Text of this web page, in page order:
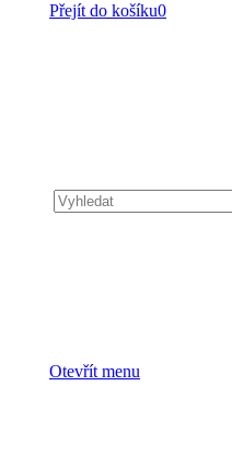
Přejít do košíku0
Otevřít menu